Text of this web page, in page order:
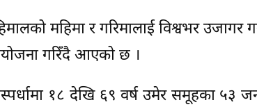
महिमा र गरिमालाई विश्वभर उजागर
गरिँदै आएको छ ।
१८ देखि ६९ वर्ष उमेर समूहका